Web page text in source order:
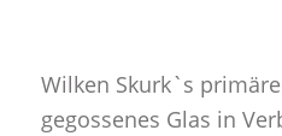
Wilken Skurk`s
gegossenes Glas in